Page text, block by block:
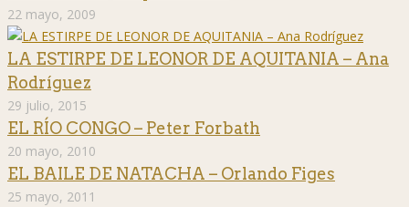
22 mayo, 2009
LA ESTIRPE DE LEONOR DE AQUITANIA – Ana
Rodríguez
29 julio, 2015
EL RÍO CONGO – Peter Forbath
20 mayo, 2010
EL BAILE DE NATACHA – Orlando Figes
25 mayo, 2011